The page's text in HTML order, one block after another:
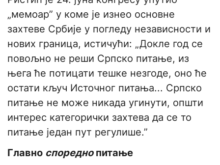
„мемоар” у коме је изнео основне
захтеве Србије у погледу независности и
нових граница, истичући: „Докле год се
повољно не реши Српско питање, из
њега ће потицати тешке незгоде, оно ће
остати кључ Источног питања... Српско
питање не може никада угинути, општи
интерес категорички захтева да се то
питање један пут регулише.”
Главно спореднопитање